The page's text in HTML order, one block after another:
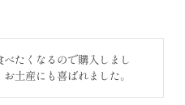
たくなるので購入しまし
土産にも喜ばれました。